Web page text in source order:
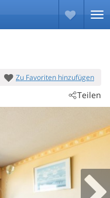
Zu Favoriten hinzufügen
Teilen